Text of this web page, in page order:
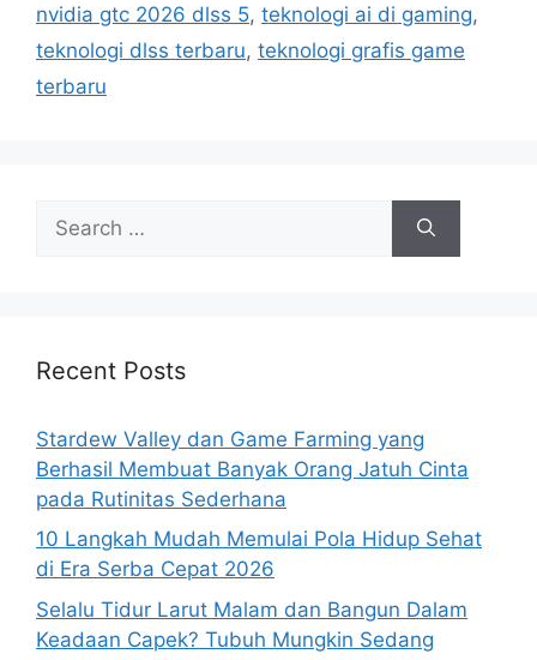
nvidia gtc 2026 dlss 5, teknologi ai di gaming,
teknologi dlss terbaru, teknologi grafis game
terbaru
for:
Recent Posts
Stardew Valley dan Game Farming yang
Berhasil Membuat Banyak Orang Jatuh Cinta
pada Rutinitas Sederhana
10 Langkah Mudah Memulai Pola Hidup Sehat
di Era Serba Cepat 2026
Selalu Tidur Larut Malam dan Bangun Dalam
Keadaan Capek? Tubuh Mungkin Sedang